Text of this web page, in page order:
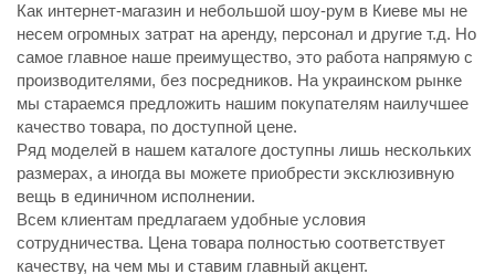
Как интернет-магазин и небольшой шоу-рум в Киеве мы не
несем огромных затрат на аренду, персонал и другие т.д. Но
самое главное наше преимущество, это работа напрямую с
производителями, без посредников. На украинском рынке
мы стараемся предложить нашим покупателям наилучшее
качество товара, по доступной цене.
Ряд моделей в нашем каталоге доступны лишь нескольких
размерах, а иногда вы можете приобрести эксклюзивную
вещь в единичном исполнении.
Всем клиентам предлагаем удобные условия
сотрудничества. Цена товара полностью соответствует
качеству, на чем мы и ставим главный акцент.